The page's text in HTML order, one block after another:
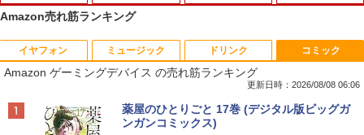
1
【期間限定破格金額！】新生活 新古品 W
in11搭載 パソコンノートパソコンoffice
付き 初心者向けノートPC 初期設定済 1
メモリ4GB～ 高速SSD1TB 最大 フルHD
Webカメラ zoom 軽量薄型 無線 型番更
1
中古24インチ液晶モニター PHILIPS 241
B4L【中古】
￥6,600
1
[新品]マッシュル-MASHLE- (1-18巻 全
巻) 全巻セット
￥8,954
Amazon売れ筋ランキング
イヤフォン
Anker Soundcore P40i オフホワイト
ミュージック
BRUCE WAYNE feat. Flo Milli, ATL Jacob
[Explicit]
ドリンク
【Amazon.co.jp限定】 い・ろ・は・す 2L P
ET ラベルレス ×8本
コミック
Amazon ゲーミングデバイス の売れ筋ランキング
更新日時：2026/08/08 06:06
薬屋のひとりごと 17巻 (デジタル版ビッグガ
ンガンコミックス)